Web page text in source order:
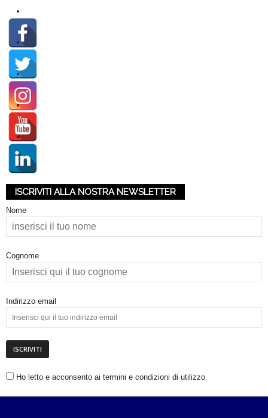
ISCRIVITI ALLA NOSTRA NEWSLETTER
Nome
Cognome
Indirizzo email
Ho letto e acconsento ai termini e condizioni di utilizzo